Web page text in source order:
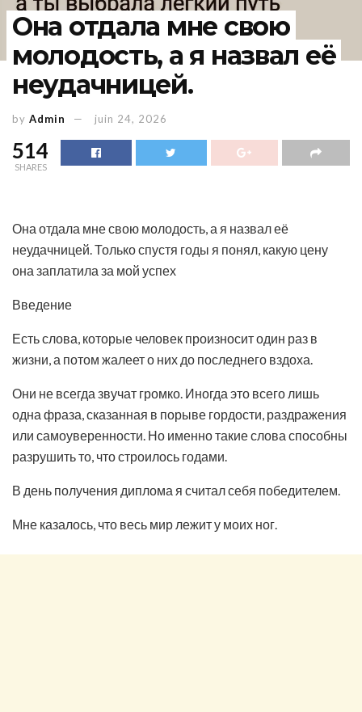
Она отдала мне свою
молодость, а я назвал её
неудачницей.
by Admin juin 24, 2026
514
SHARES
Она отдала мне свою молодость, а я назвал её
неудачницей. Только спустя годы я понял, какую цену
она заплатила за мой успех
Введение
Есть слова, которые человек произносит один раз в
жизни, а потом жалеет о них до последнего вздоха.
Они не всегда звучат громко. Иногда это всего лишь
одна фраза, сказанная в порыве гордости, раздражения
или самоуверенности. Но именно такие слова способны
разрушить то, что строилось годами.
В день получения диплома я считал себя победителем.
Мне казалось, что весь мир лежит у моих ног.